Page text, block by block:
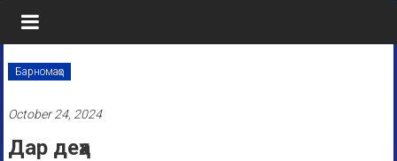
Барномаҳо
October 24, 2024
Дар деҳа